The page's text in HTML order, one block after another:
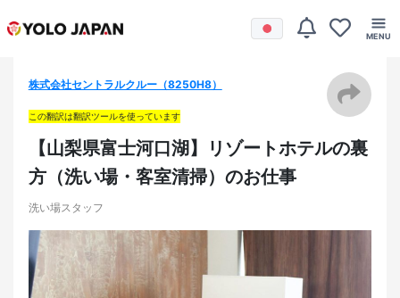
株式会社セントラルクルー（8250H8）
この翻訳は翻訳ツールを使っています
【山梨県富士河口湖】リゾートホテルの裏
方（洗い場・客室清掃）のお仕事
洗い場スタッフ